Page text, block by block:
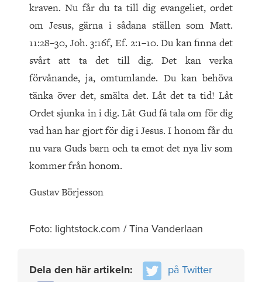
kraven. Nu får du ta till dig evangeliet, ordet
om Jesus, gärna i sådana ställen som Matt.
11:28–30, Joh. 3:16f, Ef. 2:1–10. Du kan finna det
svårt att ta det till dig. Det kan verka
förvånande, ja, omtumlande. Du kan behöva
tänka över det, smälta det. Låt det ta tid! Låt
Ordet sjunka in i dig. Låt Gud få tala om för dig
vad han har gjort för dig i Jesus. I honom får du
nu vara Guds barn och ta emot det nya liv som
kommer från honom.
Gustav Börjesson
Foto: lightstock.com / Tina Vanderlaan
Dela den här artikeln:
på Twitter